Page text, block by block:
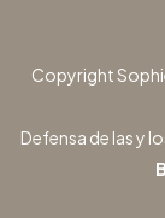
Copyright
Defensa de las y